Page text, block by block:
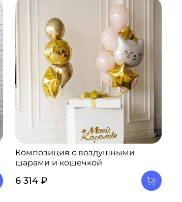
Композиция с воздушными
шарами и кошечкой
6 314 ₽